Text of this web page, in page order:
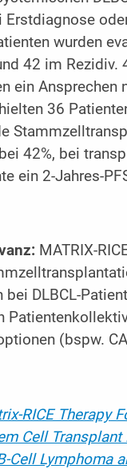
Erstdiagnose
wurden
42 im Rezidiv.
ein Ansprechen
36
42%, bei
ein 2-Jahres-
MATRIX-
DLBCL-
(bspw.
RICE Therapy
Cell
Cell Lymphoma